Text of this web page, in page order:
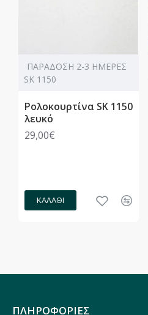
ΠΑΡΑΔΟΣΗ 2-3 ΗΜΕΡΕΣ
SK 1150
Ρολοκουρτίνα SK 1150
λευκό
29,00€
ΚΑΛΆΘΙ
ΠΛΗΡΟΦΟΡΙΕΣ